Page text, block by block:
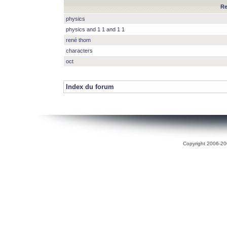
physics
physics and 1 1 and 1 1
rené thom
characters
oct
Index du forum
Copyright 2006-